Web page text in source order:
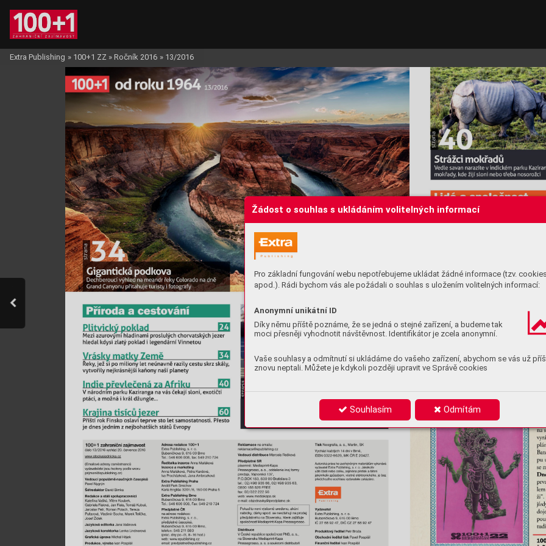
Žádost o souhlas s ukládáním volitelných informací
Pro základní fungování webu nepotřebujeme ukládat žádné informace (tzv.
apod.). Rádi bychom vás ale požádali o souhlas s uložením volitelných informací:
Anonymní unikátní ID
Díky němu příště poznáme, že se jedná o stejné zařízení, a budeme tak
moci přesněji vyhodnotit návštěvnost. Identifikátor je zcela anonymní.
Vaše souhlasy a odmítnutí si ukládáme do vašeho zařízení, abychom se vás už
znovu neptali. Můžete je kdykoli později upravit ve Správě cookies
Souhlasím Odmítám
Extra Publishing » 100+1 ZZ » Ročník 2016 » 13/2016